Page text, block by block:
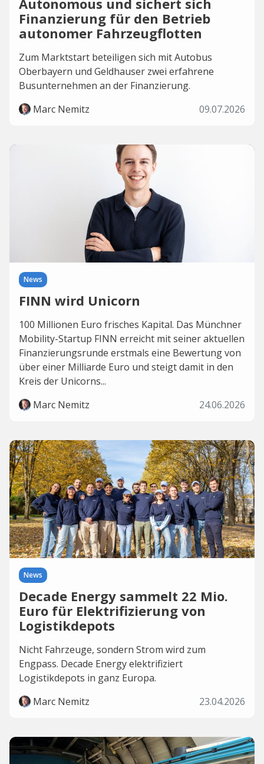
Autonomous und sichert sich
Finanzierung für den Betrieb
autonomer Fahrzeugflotten
Zum Marktstart beteiligen sich mit Autobus
Oberbayern und Geldhauser zwei erfahrene
Busunternehmen an der Finanzierung.
Marc Nemitz
09.07.2026
News
FINN wird Unicorn
100 Millionen Euro frisches Kapital. Das Münchner
Mobility-Startup FINN erreicht mit seiner aktuellen
Finanzierungsrunde erstmals eine Bewertung von
über einer Milliarde Euro und steigt damit in den
Kreis der Unicorns...
Marc Nemitz
24.06.2026
News
Decade Energy sammelt 22 Mio.
Euro für Elektrifizierung von
Logistikdepots
Nicht Fahrzeuge, sondern Strom wird zum
Engpass. Decade Energy elektrifiziert
Logistikdepots in ganz Europa.
Marc Nemitz
23.04.2026